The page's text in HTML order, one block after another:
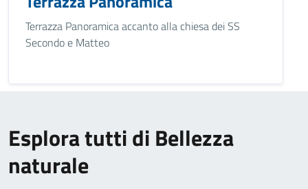
Terrazza Panoramica accanto alla chiesa dei SS
Secondo e Matteo
Esplora tutti di Bellezza
naturale